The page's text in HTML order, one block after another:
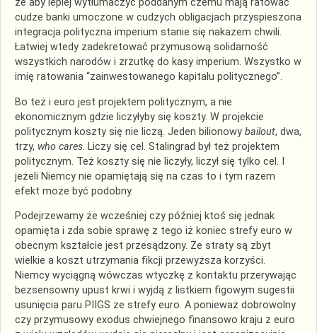
że aby lepiej wytłumaczyć poddanym czemu mają ratować
cudze banki umoczone w cudzych obligacjach przyspieszona
integracja polityczna imperium stanie się nakazem chwili.
Łatwiej wtedy zadekretować przymusową solidarność
wszystkich narodów i zrzutkę do kasy imperium. Wszystko w
imię ratowania “zainwestowanego kapitału politycznego”.
Bo też i euro jest projektem politycznym, a nie
ekonomicznym gdzie liczyłyby się koszty. W projekcie
politycznym koszty się nie liczą. Jeden bilionowy bailout, dwa,
trzy, who cares. Liczy się cel. Stalingrad był też projektem
politycznym. Też koszty się nie liczyły, liczył się tylko cel. I
jeżeli Niemcy nie opamiętają się na czas to i tym razem
efekt może być podobny.
Podejrzewamy że wcześniej czy później ktoś się jednak
opamięta i zda sobie sprawę z tego iż koniec strefy euro w
obecnym kształcie jest przesądzony. Że straty są zbyt
wielkie a koszt utrzymania fikcji przewyższa korzyści.
Niemcy wyciągną wówczas wtyczkę z kontaktu przerywając
bezsensowny upust krwi i wyjdą z listkiem figowym sugestii
usunięcia paru PIIGS ze strefy euro. A ponieważ dobrowolny
czy przymusowy exodus chwiejnego finansowo kraju z euro